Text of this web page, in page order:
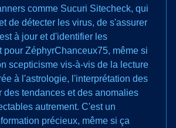
comme Sucuri Sitecheck, qui
de détecter les virus, de s'assurer
à jour et d'identifier les
pour ZéphyrChanceux75, même si
scepticisme vis-à-vis de la lecture
à l'astrologie, l'interprétation des
des tendances et des anomalies
autrement. C'est un
précieux, même si ça